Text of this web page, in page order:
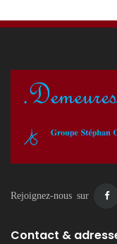
Rejoignez-nous sur
Contact &